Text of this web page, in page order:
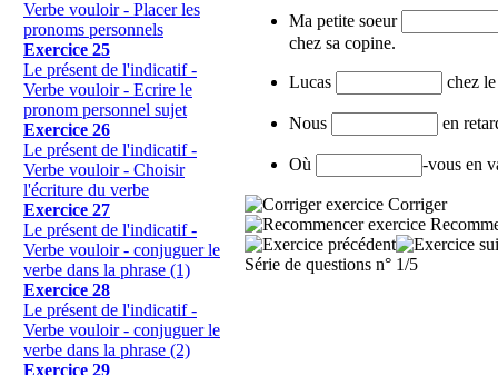
Verbe vouloir - Placer les
pronoms personnels
Exercice 25
Le présent de l'indicatif -
Verbe vouloir - Ecrire le
pronom personnel sujet
Exercice 26
Le présent de l'indicatif -
Verbe vouloir - Choisir
l'écriture du verbe
Exercice 27
Le présent de l'indicatif -
Verbe vouloir - conjuguer le
verbe dans la phrase (1)
Exercice 28
Le présent de l'indicatif -
Verbe vouloir - conjuguer le
verbe dans la phrase (2)
Exercice 29
Ma petite soeur
chez sa copine.
Lucas chez
Nous en
Où -vous en
Corriger
Série de questions n° 1/5